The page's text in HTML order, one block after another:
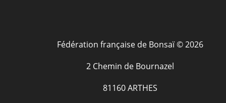
Fédération française de Bonsaï © 2026
2 Chemin de Bournazel
81160 ARTHES